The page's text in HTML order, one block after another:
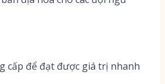
cấp để đạt được giá trị nhanh